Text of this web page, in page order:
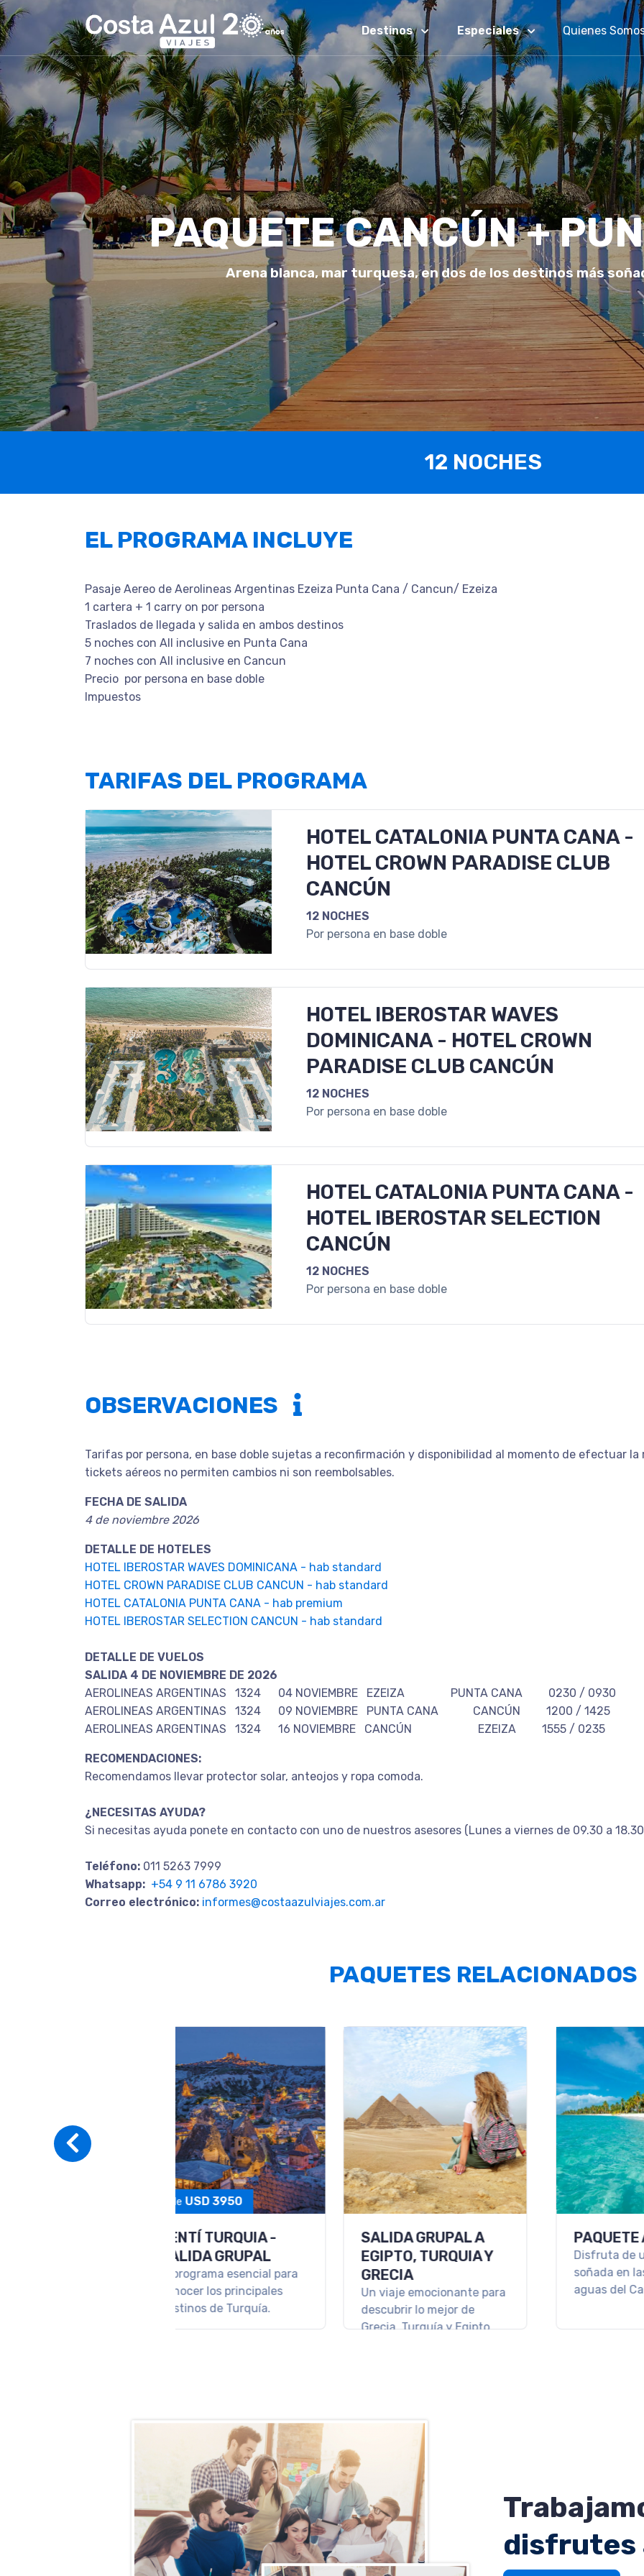
Destinos Especiales Quienes
PAQUETE CANCÚN +
Arena blanca, mar turquesa, en dos de los destinos más
12 NOCHES
EL PROGRAMA INCLUYE
Pasaje Aereo de Aerolineas Argentinas Ezeiza Punta Cana / Cancun/ Ezeiza
1 cartera + 1 carry on por persona
Traslados de llegada y salida en ambos destinos
5 noches con All inclusive en Punta Cana
7 noches con All inclusive en Cancun
Precio por persona en base doble
Impuestos
TARIFAS DEL PROGRAMA
HOTEL CATALONIA PUNTA CANA -
HOTEL CROWN PARADISE CLUB
CANCÚN
12 NOCHES
Por persona en base doble
HOTEL IBEROSTAR WAVES
DOMINICANA - HOTEL CROWN
PARADISE CLUB CANCÚN
12 NOCHES
Por persona en base doble
HOTEL CATALONIA PUNTA CANA -
HOTEL IBEROSTAR SELECTION
CANCÚN
12 NOCHES
Por persona en base doble
OBSERVACIONES
Tarifas por persona, en base doble sujetas a reconfirmación y disponibilidad al momento de efectuar la
tickets aéreos no permiten cambios ni son reembolsables.
FECHA DE SALIDA
4 de noviembre 2026
DETALLE DE HOTELES
HOTEL IBEROSTAR WAVES DOMINICANA - hab standard
HOTEL CROWN PARADISE CLUB CANCUN - hab standard
HOTEL CATALONIA PUNTA CANA - hab premium
HOTEL IBEROSTAR SELECTION CANCUN - hab standard
DETALLE DE VUELOS
SALIDA 4 DE NOVIEMBRE DE 2026
AEROLINEAS ARGENTINAS 1324 04 NOVIEMBRE EZEIZA PUNTA CANA 0230 / 0930
AEROLINEAS ARGENTINAS 1324 09 NOVIEMBRE PUNTA CANA CANCÚN 1200 / 1425
AEROLINEAS ARGENTINAS 1324 16 NOVIEMBRE CANCÚN EZEIZA 1555 / 0235
RECOMENDACIONES:
Recomendamos llevar protector solar, anteojos y ropa comoda.
¿NECESITAS AYUDA?
Si necesitas ayuda ponete en contacto con uno de nuestros asesores (Lunes a viernes de 09.30 a
Teléfono: 011 5263 7999
Whatsapp: +54 9 11 6786 3920
Correo electrónico: informes@costaazulviajes.com.ar
PAQUETES RELACIONADOS
PAQUETE A SAMANA
Disfruta de una semana
soñada en las cálidas
aguas del Caribe.
LA HABANA, CAYO
GUILLERMO &
VARADERO
Descanso y relax en las
playas de Cuba
DEL
los
disfrutes